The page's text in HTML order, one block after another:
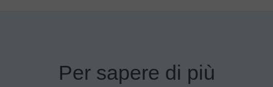
Per sapere di più